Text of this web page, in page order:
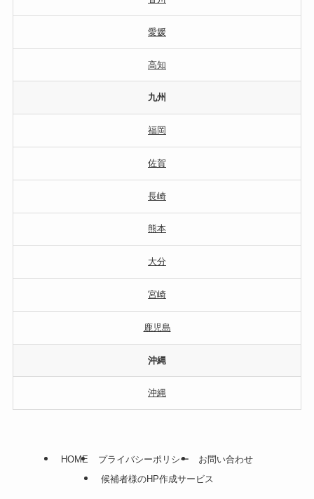
愛媛
高知
九州
福岡
佐賀
長崎
熊本
大分
宮崎
鹿児島
沖縄
沖縄
HOME プライバシーポリシー
お問い合わせ
候補者様のHP作成サービス